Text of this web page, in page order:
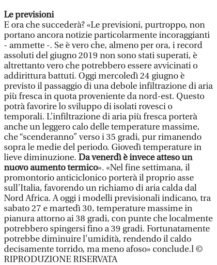
Le previsioni
E ora che succederà? «Le previsioni, purtroppo, non
portano ancora notizie particolarmente incoraggianti
- ammette -. Se è vero che, almeno per ora, i record
assoluti del giugno 2019 non sono stati superati, è
altrettanto vero che potrebbero essere avvicinati o
addirittura battuti. Oggi mercoledì 24 giugno è
previsto il passaggio di una debole infiltrazione di aria
più fresca in quota proveniente da nord-est. Questo
potrà favorire lo sviluppo di isolati rovesci o
temporali. L’infiltrazione di aria più fresca porterà
anche un leggero calo delle temperature massime,
che “scenderanno” verso i 35 gradi, pur rimanendo
sopra le medie del periodo. Giovedì temperature in
lieve diminuzione. Da venerdì è invece atteso un
nuovo aumento termico». «Nel fine settimana, il
promontorio anticiclonico porterà il proprio asse
sull’Italia, favorendo un richiamo di aria calda dal
Nord Africa. A oggi i modelli previsionali indicano, tra
sabato 27 e martedì 30, temperature massime in
pianura attorno ai 38 gradi, con punte che localmente
potrebbero spingersi fino a 39 gradi. Fortunatamente
potrebbe diminuire l'umidità, rendendo il caldo
decisamente torrido, ma meno afoso» conclude.l ©
RIPRODUZIONE RISERVATA